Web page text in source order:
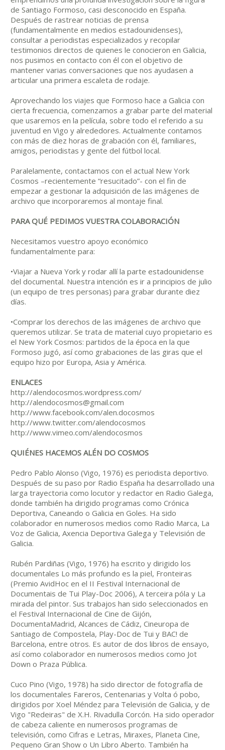
de Santiago Formoso, casi desconocido en España.
Después de rastrear noticias de prensa
(fundamentalmente en medios estadounidenses),
consultar a periodistas especializados y recopilar
testimonios directos de quienes le conocieron en Galicia,
nos pusimos en contacto con él con el objetivo de
mantener varias conversaciones que nos ayudasen a
articular una primera escaleta de rodaje.
Aprovechando los viajes que Formoso hace a Galicia con
cierta frecuencia, comenzamos a grabar parte del material
que usaremos en la película, sobre todo el referido a su
juventud en Vigo y alrededores. Actualmente contamos
con más de diez horas de grabación con él, familiares,
amigos, periodistas y gente del fútbol local.
Paralelamente, contactamos con el actual New York
Cosmos –recientemente “resucitado”- con el fin de
empezar a gestionar la adquisición de las imágenes de
archivo que incorporaremos al montaje final.
PARA QUÉ PEDIMOS VUESTRA COLABORACIÓN
Necesitamos vuestro apoyo económico
fundamentalmente para:
•Viajar a Nueva York y rodar allí la parte estadounidense
del documental. Nuestra intención es ir a principios de julio
(un equipo de tres personas) para grabar durante diez
días.
•Comprar los derechos de las imágenes de archivo que
queremos utilizar. Se trata de material cuyo propietario es
el New York Cosmos: partidos de la época en la que
Formoso jugó, así como grabaciones de las giras que el
equipo hizo por Europa, Asia y América.
ENLACES
http://alendocosmos.wordpress.com/
http://alendocosmos@gmail.com
http://www.facebook.com/alen.docosmos
http://www.twitter.com/alendocosmos
http://www.vimeo.com/alendocosmos
QUIÉNES HACEMOS ALÉN DO COSMOS
Pedro Pablo Alonso (Vigo, 1976) es periodista deportivo.
Después de su paso por Radio España ha desarrollado una
larga trayectoria como locutor y redactor en Radio Galega,
donde también ha dirigido programas como Crónica
Deportiva, Caneando o Galicia en Goles. Ha sido
colaborador en numerosos medios como Radio Marca, La
Voz de Galicia, Axencia Deportiva Galega y Televisión de
Galicia.
Rubén Pardiñas (Vigo, 1976) ha escrito y dirigido los
documentales Lo más profundo es la piel, Fronteiras
(Premio AvidHoc en el II Festival Internacional de
Documentais de Tui Play-Doc 2006), A terceira póla y La
mirada del pintor. Sus trabajos han sido seleccionados en
el Festival Internacional de Cine de Gijón,
DocumentaMadrid, Alcances de Cádiz, Cineuropa de
Santiago de Compostela, Play-Doc de Tui y BAC! de
Barcelona, entre otros. Es autor de dos libros de ensayo,
así como colaborador en numerosos medios como Jot
Down o Praza Pública.
Cuco Pino (Vigo, 1978) ha sido director de fotografía de
los documentales Fareros, Centenarias y Volta ó pobo,
dirigidos por Xoel Méndez para Televisión de Galicia, y de
Vigo "Redeiras" de X.H. Rivadulla Corcón. Ha sido operador
de cabeza caliente en numerosos programas de
televisión, como Cifras e Letras, Miraxes, Planeta Cine,
Pequeno Gran Show o Un Libro Aberto. También ha